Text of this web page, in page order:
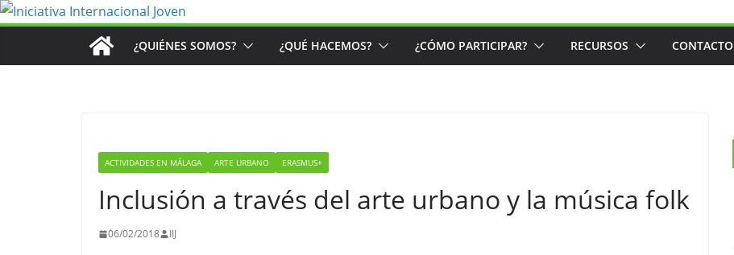
Saltar
¿QUIÉNES SOMOS? ¿QUÉ HACEMOS? ¿CÓMO PARTICIPAR? RECURSOS CONTACTO
ACTIVIDADES EN MÁLAGA ARTE URBANO ERASMUS+
Inclusión a través del arte urbano y la música folk
06/02/2018 IIJ